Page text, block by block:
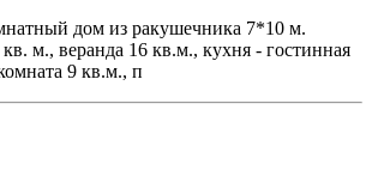
дом из ракушечника 7*10 м.
м., веранда 16 кв.м., кухня - гостинная
9 кв.м., п